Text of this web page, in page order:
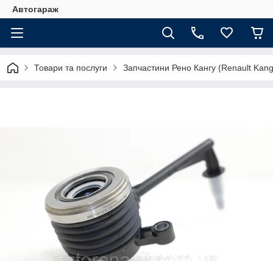
Автогараж
Товари та послуги Запчастини Рено Кангу (Renault